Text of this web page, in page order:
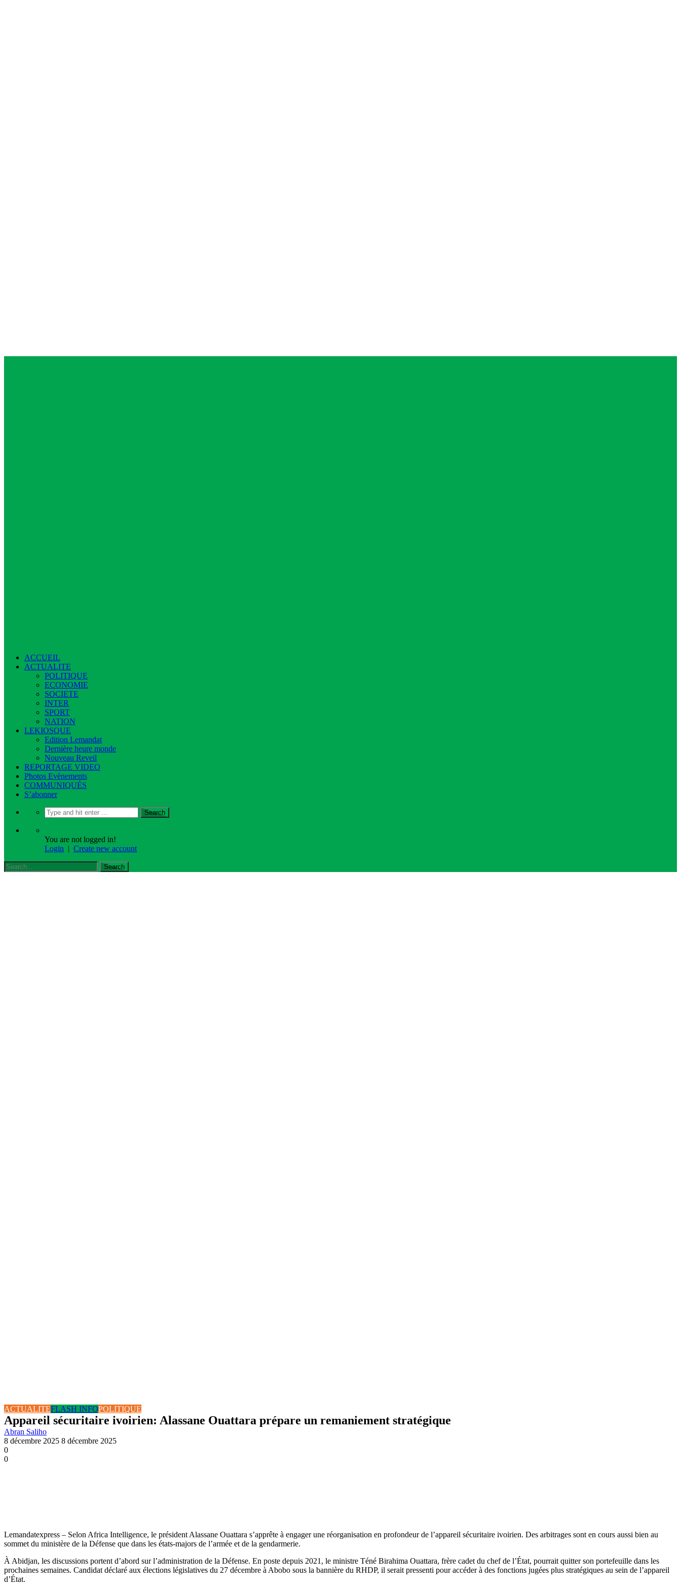
ACCUEIL
ACTUALITE
POLITIQUE
ECONOMIE
SOCIETE
INTER
SPORT
NATION
LEKIOSQUE
Edition Lemandat
Dernière heure monde
Nouveau Reveil
REPORTAGE VIDEO
Photos Evènements
COMMUNIQUÉS
S’abonner
You are not logged in!
Login | Create new account
ACTUALITEFLASH INFOPOLITIQUE
Appareil sécuritaire ivoirien: Alassane Ouattara prépare un remaniement stratégique
Abran Saliho
8 décembre 2025 8 décembre 2025
0
0
Lemandatexpress – Selon Africa Intelligence, le président Alassane Ouattara s’apprête à engager une réorganisation en profondeur de l’appareil sécuritaire ivoirien. Des arbitrages sont en cours aussi bien au
sommet du ministère de la Défense que dans les états-majors de l’armée et de la gendarmerie.
À Abidjan, les discussions portent d’abord sur l’administration de la Défense. En poste depuis 2021, le ministre Téné Birahima Ouattara, frère cadet du chef de l’État, pourrait quitter son portefeuille dans les
prochaines semaines. Candidat déclaré aux élections législatives du 27 décembre à Abobo sous la bannière du RHDP, il serait pressenti pour accéder à des fonctions jugées plus stratégiques au sein de l’appareil
d’État.